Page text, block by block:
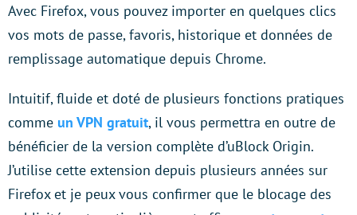
Avec Firefox, vous pouvez importer en quelques clics
vos mots de passe, favoris, historique et données de
remplissage automatique depuis Chrome.
Intuitif, fluide et doté de plusieurs fonctions pratiques
comme un VPN gratuit, il vous permettra en outre de
bénéficier de la version complète d’uBlock Origin.
J’utilise cette extension depuis plusieurs années sur
Firefox et je peux vous confirmer que le blocage des